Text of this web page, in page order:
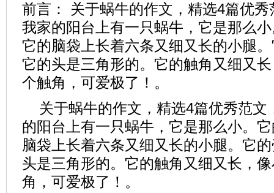
前言： 关于蜗牛的作文，精选4篇优
我家的阳台上有一只蜗牛，它是那么
它的脑袋上长着六条又细又长的小腿
它的头是三角形的。它的触角又细又
个触角，可爱极了！。
关于蜗牛的作文，精选4篇优秀范文
的阳台上有一只蜗牛，它是那么小。
脑袋上长着六条又细又长的小腿。它
头是三角形的。它的触角又细又长，
角，可爱极了！。